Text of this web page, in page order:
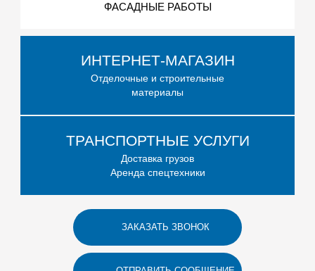
ФАСАДНЫЕ РАБОТЫ
ИНТЕРНЕТ-МАГАЗИН
Отделочные и строительные
материалы
ТРАНСПОРТНЫЕ УСЛУГИ
Доставка грузов
Аренда спецтехники
ЗАКАЗАТЬ ЗВОНОК